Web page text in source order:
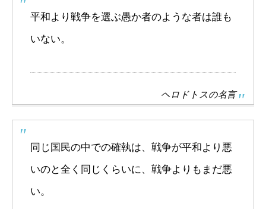
平和より戦争を選ぶ愚か者のような者は誰も
いない。
ヘロドトスの名言
同じ国民の中での確執は、戦争が平和より悪
いのと全く同じくらいに、戦争よりもまだ悪
い。